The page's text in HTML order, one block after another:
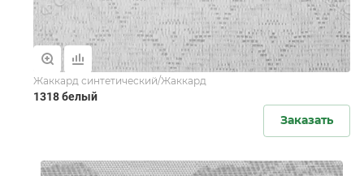
Жаккард синтетический/Жаккард
1318 белый
Заказать